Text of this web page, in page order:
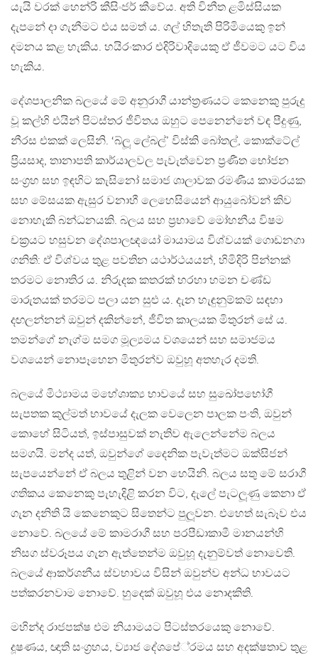
යැයි වරක් හෙන්රි කීසිංජර් කීවේය. අති විනීත ළමිස්සියක
දැපනේ දා ගැනීමට එය සමත් ය. ගල් හිතැති පිරිමියෙකු ඉන්
දමනය කළ හැකිය. හයිරංකාර එදිරිවාදියෙකු ඒ ජීවමට යට විය
හැකිය.
දේශපාලනික බලයේ මේ අනුරාගී යාන්ත‍්‍රණයට කෙනෙකු පුරුදු
වූ කල්හි එයින් පිටස්තර ජීවිතය ඔහුට පෙනෙන්නේ වඳ පීදුණු,
නීරස එකක් ලෙසිනි. ‘බ්ලූ ලේබල්’ විස්කි බෝතල්, කොක්ටේල්
ප‍්‍රියසාද, තානාපති කාර්යාලවල පැවැත්වෙන ප‍්‍රණීත භෝජන
සංග‍්‍රහ සහ ඉඳහිට කැසිනෝ සමාජ ශාලාවක රමණීය කාමරයක
සහ මේසයක ඇසුර වනාහී ලෙහෙසියෙන් ආයුබෝවන් කිව
නොහැකි බන්ධනයකි. බලය සහ ප‍්‍රභාවේ මෝහනීය විෂම
චක‍්‍රයට හසුවන දේශපාලඥයෝ මායාමය විශ්වයක් ගොඩනගා
ගනිති: ඒ විශ්වය තුළ පවතින යථාර්ථයයන්, හිමිදිරි පින්නක්
තරමට නොතිර ය. නිරුදක කතරක් හරහා හමන චණ්ඩ
මාරුතයක් තරමට පලා යන සුළු ය. දැන හැඳුනුම්කම් සඳහා
දඟලන්නන් ඔවුන් දකින්නේ, ජීවිත කාලයක මිතුරන් සේ ය.
තමන්ගේ නැග්ම සමග මූල්‍යමය වශයෙන් සහ සමාජමය
වශයෙන් නොපෑහෙන මිතුරන්ව ඔවුහූ අතහැර දමති.
බලයේ මිථ්‍යාමය මහේශාක්‍ය භාවයේ සහ සුඛෝපභෝගී
සැපතක කුල්මත් භාවයේ දැලක වෙලෙන පාලක පංති, ඔවුන්
කොහේ සිටියත්, ඉස්පාසුවක් නැතිව ඇලෙන්නේම බලය
සමගයි. මන්ද යත්, ඔවුන්ගේ දෛනික පැවැත්මට ඔක්සිජන්
සැපයෙන්නේ ඒ බලය තුළින් වන හෙයිනි. බලය සතු මේ සරාගී
ගතිකය කෙනෙකු පැහැදිළි කරන විට, දැලේ පැටලූණු කෙනා ඒ
ගැන දනිති යි කෙනෙකුට සිතෙන්ට පුලූවන. එහෙත් සැබෑව එය
නොවේ. බලයේ මේ කාමරාගී සහ පරපීඩාකාමී මානයන්හි
නිසග ස්වරූපය ගැන ඇත්තෙන්ම ඔවුහූ දැනුම්වත් නොවෙති.
බලයේ ආකර්ශනීය ස්වභාවය විසින් ඔවුන්ව අන්ධ භාවයට
පත්කරනවාම නොවේ. හුදෙක් ඔවුහූ එය නොදකිති.
මහින්ද රාජපක්ෂ එම නියාමයට පිටස්තරයෙකු නොවේ.
දූෂණය, ඥාති සංග‍්‍රහය, ව්‍යාජ දේශපේ‍්‍රමය සහ අදක්ෂතාව තුළ